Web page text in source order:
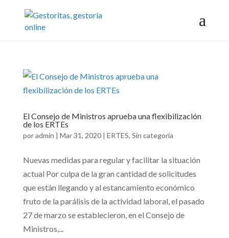
El Consejo de Ministros aprueba una flexibilización
de los ERTEs
poradmin | Mar 31, 2020| ERTES, Sin categoría
Nuevas medidas para regular y facilitar la situación
actual Por culpa de la gran cantidad de solicitudes
que están llegando y al estancamiento económico
fruto de la parálisis de la actividad laboral, el pasado
27 de marzo se establecieron, en el Consejo de
Ministros,...